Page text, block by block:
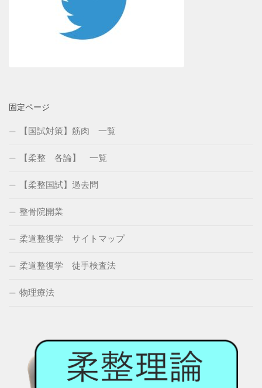
固定ページ
【国試対策】筋肉 一覧
【柔整 各論】 一覧
【柔整国試】過去問
整骨院開業
柔道整復学 サイトマップ
柔道整復学 徒手検査法
物理療法